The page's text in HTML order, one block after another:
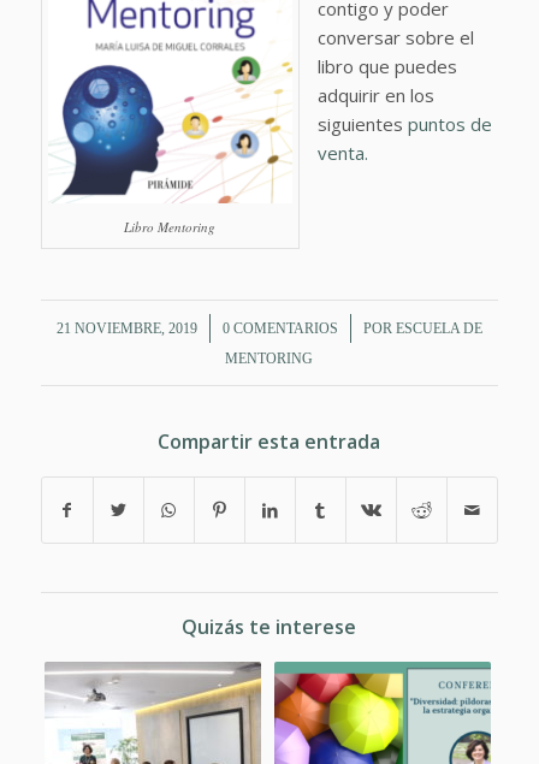
Libro Mentoring
contigo y poder
conversar sobre el
libro que puedes
adquirir en los
siguientes puntos de
venta.
21 NOVIEMBRE, 2019
/ 0 COMENTARIOS
/ POR ESCUELA DE
MENTORING
Compartir esta entrada
Quizás te interese